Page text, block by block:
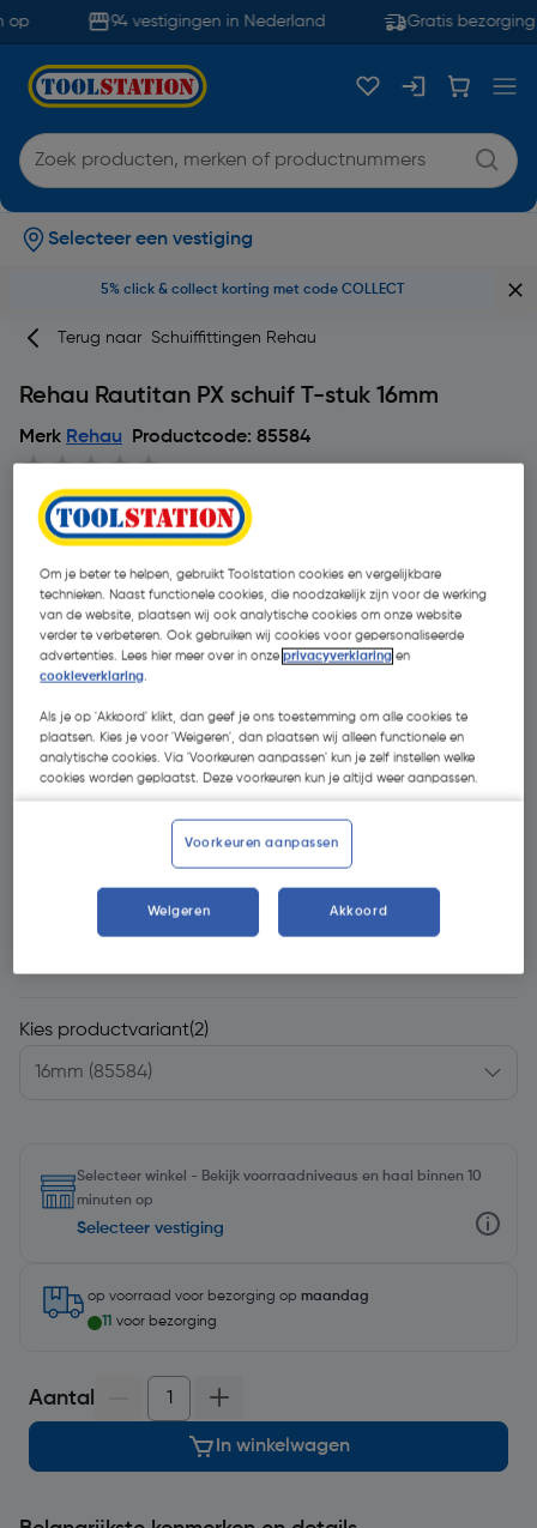
94 vestigingen in Nederland Gratis bezorging
Selecteer een vestiging
5% click & collect korting met code COLLECT
Terug naar Schuiffittingen Rehau
Rehau Rautitan PX schuif T-stuk 16mm
Merk Rehau Productcode: 85584
- 37 %
€ 4,59
Kies productvariant(2)
Selecteer winkel - Bekijk voorraadniveaus en haal binnen 10
minuten op
Selecteer vestiging
op voorraad voor bezorging op maandag
11 voor bezorging
Aantal
In winkelwagen
Om je beter te helpen, gebruikt Toolstation cookies en vergelijkbare
technieken. Naast functionele cookies, die noodzakelijk zijn voor de werking
van de website, plaatsen wij ook analytische cookies om onze website
verder te verbeteren. Ook gebruiken wij cookies voor gepersonaliseerde
advertenties. Lees hier meer over in onzeprivacyverklaring en
cookieverklaring.
Als je op 'Akkoord' klikt, dan geef je ons toestemming om alle cookies te
plaatsen. Kies je voor 'Weigeren', dan plaatsen wij alleen functionele en
analytische cookies. Via 'Voorkeuren aanpassen' kun je zelf instellen welke
cookies worden geplaatst. Deze voorkeuren kun je altijd weer aanpassen.
Voorkeuren aanpassen
Weigeren Akkoord